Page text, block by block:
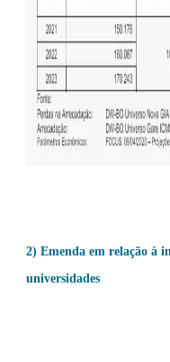
2) Emenda em relação à
universidades